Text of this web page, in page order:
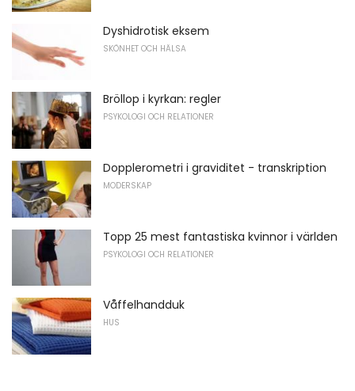
Dyshidrotisk eksem
SKÖNHET OCH HÄLSA
Bröllop i kyrkan: regler
PSYKOLOGI OCH RELATIONER
Dopplerometri i graviditet - transkription
MODERSKAP
Topp 25 mest fantastiska kvinnor i världen
PSYKOLOGI OCH RELATIONER
Våffelhandduk
HUS